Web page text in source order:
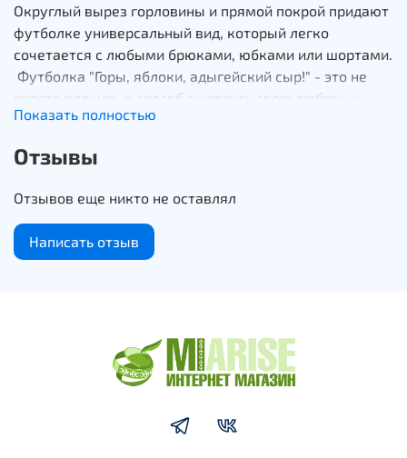
Округлый вырез горловины и прямой покрой придают
футболке универсальный вид, который легко
сочетается с любыми брюками, юбками или шортами.
Футболка "Горы, яблоки, адыгейский сыр!" - это не
просто одежда, а способ выразить свою любовь к
этому прекрасному краю.
Показать полностью
Отзывы
Отзывов еще никто не оставлял
Написать отзыв